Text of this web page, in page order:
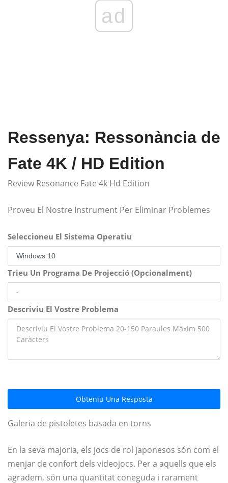
ad
Ressenya: Ressonància de
Fate 4K / HD Edition
Review Resonance Fate 4k Hd Edition
Proveu El Nostre Instrument Per Eliminar Problemes
Seleccioneu El Sistema Operatiu
Trieu Un Programa De Projecció (Opcionalment)
Descriviu El Vostre Problema
Obteniu Una Resposta
Galeria de pistoletes basada en torns
En la seva majoria, els jocs de rol japonesos són com el
menjar de confort dels videojocs. Per a aquells que els
agradem, són una quantitat coneguda i rarament